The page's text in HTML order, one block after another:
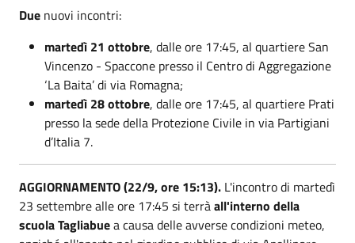
Due nuovi incontri:
martedì 21 ottobre, dalle ore 17:45, al quartiere San
Vincenzo - Spaccone presso il Centro di Aggregazione
‘La Baita’ di via Romagna;
martedì 28 ottobre, dalle ore 17:45, al quartiere Prati
presso la sede della Protezione Civile in via Partigiani
d’Italia 7.
AGGIORNAMENTO (22/9, ore 15:13). L'incontro di martedì
23 settembre alle ore 17:45 si terràall'interno della
scuola Tagliabuea causa delle avverse condizioni meteo,